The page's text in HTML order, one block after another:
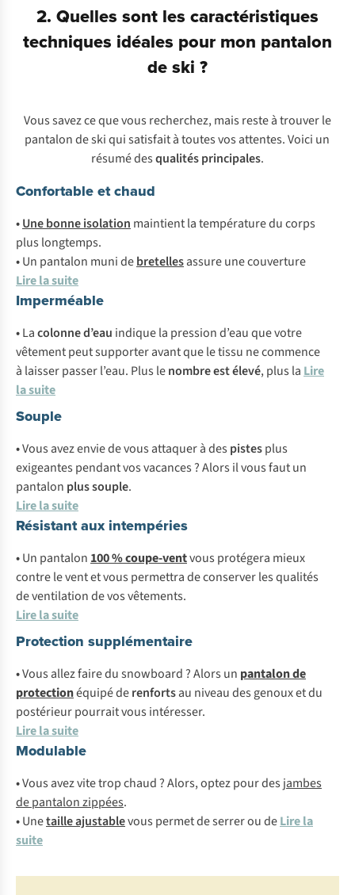
2. Quelles sont les caractéristiques
techniques idéales pour mon pantalon
de ski ?
Vous savez ce que vous recherchez, mais reste à trouver le
pantalon de ski qui satisfait à toutes vos attentes. Voici un
résumé desqualités principales.
Confortable et chaud
•Une bonne isolation maintient la température du corps
plus longtemps.
•Un pantalon muni debretellesassure une couverture
Lire la suite
Imperméable
•Lacolonne d’eau indique la pression d’eau que votre
vêtement peut supporter avant que le tissu ne commence
à laisser passer l’eau. Plus lenombre est élevé, plus la Lire
la suite
Souple
•Vous avez envie de vous attaquer à des pistesplus
exigeantes pendant vos vacances ? Alors il vous faut un
pantalon plus souple.
Lire la suite
Résistant aux intempéries
•Un pantalon 100 % coupe-ventvous protégera mieux
contre le vent et vous permettra de conserver les qualités
de ventilation de vos vêtements.
Lire la suite
Protection supplémentaire
•Vous allez faire du snowboard ? Alors un pantalon de
protectionéquipé derenfortsau niveau des genoux et du
postérieur pourrait vous intéresser.
Lire la suite
Modulable
•Vous avez vite trop chaud ? Alors, optez pour des jambes
de pantalon zippées.
•Unetaille ajustablevous permet de serrer ou deLire la
suite